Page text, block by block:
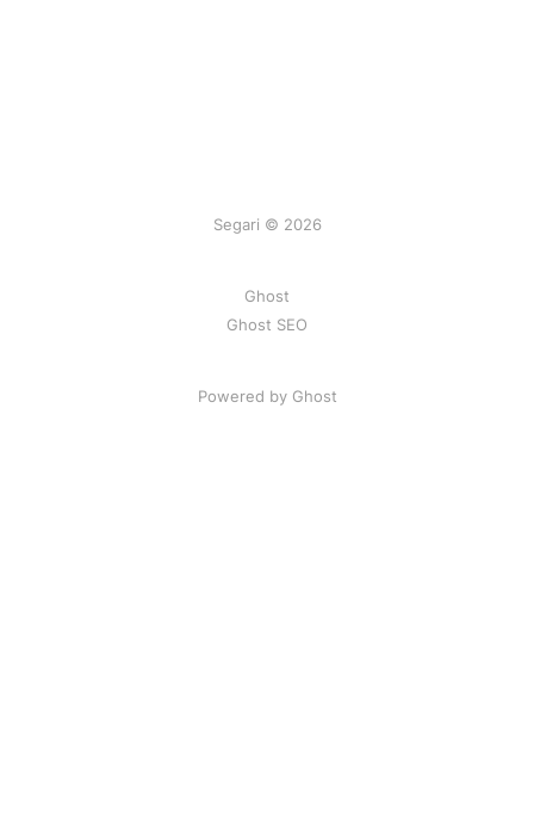
Segari © 2026
Ghost
Ghost SEO
Powered by Ghost